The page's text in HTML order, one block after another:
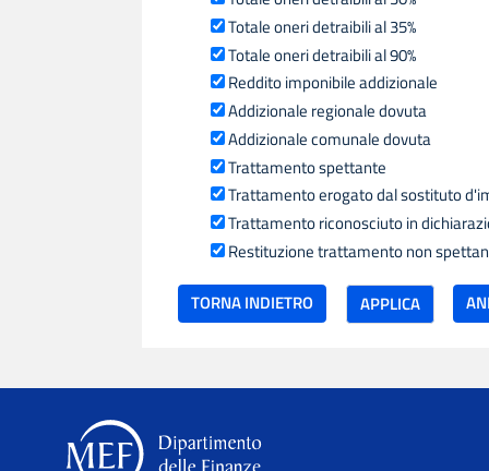
Totale oneri detraibili al 35%
Totale oneri detraibili al 90%
Reddito imponibile addizionale
Addizionale regionale dovuta
Addizionale comunale dovuta
Trattamento spettante
Trattamento erogato dal sostituto
Trattamento riconosciuto in
Restituzione trattamento non
TORNA INDIETRO